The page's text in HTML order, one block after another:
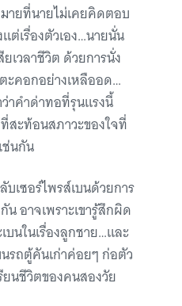
ายที่นายไม่เคยคิดตอบ
ต่เรื่องตัวเอง…นายนั่น
เวลาชีวิต ด้วยการนั่ง
ะคอกอย่างเหลืออด…
าคำด่าทอที่รุนแรงนี้
สะท้อนสภาวะของใจที่
ช่นกัน
บเซอร์ไพรส์เบนด้วยการ
อาจเพราะเขารู้สึกผิด
บนในเรื่องลูกชาย…และ
รถตู้คันเก่าค่อยๆ ก่อตัว
นชีวิตของคนสองวัย